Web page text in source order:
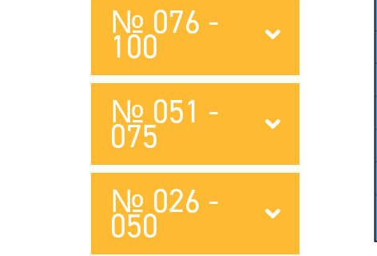
№ 026 -
050
№ 051 -
075
№ 076 -
100